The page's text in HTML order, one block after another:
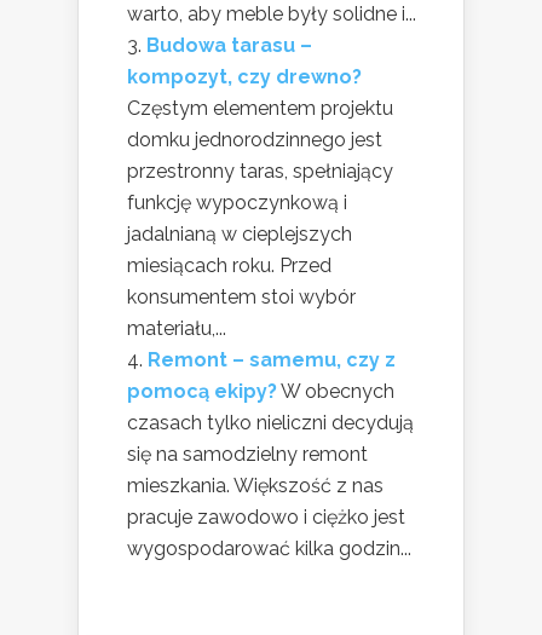
warto, aby meble były solidne i...
Budowa tarasu –
kompozyt, czy drewno?
Częstym elementem projektu
domku jednorodzinnego jest
przestronny taras, spełniający
funkcję wypoczynkową i
jadalnianą w cieplejszych
miesiącach roku. Przed
konsumentem stoi wybór
materiału,...
Remont – samemu, czy z
pomocą ekipy?W obecnych
czasach tylko nieliczni decydują
się na samodzielny remont
mieszkania. Większość z nas
pracuje zawodowo i ciężko jest
wygospodarować kilka godzin...